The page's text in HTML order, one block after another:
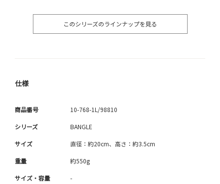
このシリーズのラインナップを見る
仕様
商品番号 10-768-1L/98810
シリーズ BANGLE
サイズ 直径：約20cm、高さ：約3.5cm
重量 約550g
サイズ・容量 -